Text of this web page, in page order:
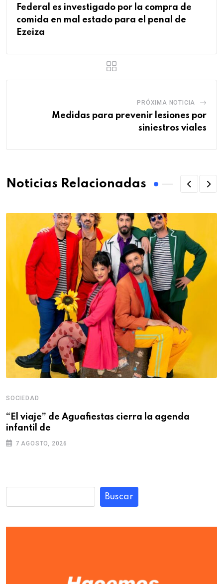
Federal es investigado por la compra de
comida en mal estado para el penal de
Ezeiza
PRÓXIMA NOTICIA
Medidas para prevenir lesiones por
siniestros viales
Noticias Relacionadas
SOCIEDAD
“El viaje” de Aguafiestas cierra la agenda
infantil de
7 AGOSTO, 2026
Buscar